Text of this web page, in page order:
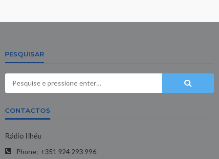
PESQUISAR
CONTACTOS
Rádio Ilhéu
Phone: +351 924 293 996